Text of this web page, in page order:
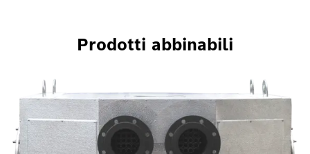
Prodotti abbinabili